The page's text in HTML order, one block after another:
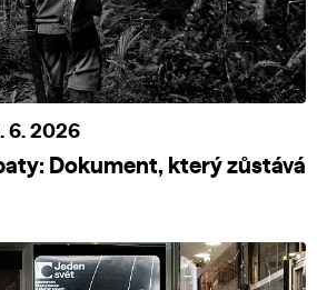
6. 2026
Dokument, který zůstává